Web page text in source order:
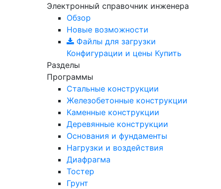
Электронный справочник инженера
Обзор
Новые возможности
Файлы для загрузки
Конфигурации и цены Купить
Разделы
Программы
Стальные конструкции
Железобетонные конструкции
Каменные конструкции
Деревянные конструкции
Основания и фундаменты
Нагрузки и воздействия
Диафрагма
Тостер
Грунт